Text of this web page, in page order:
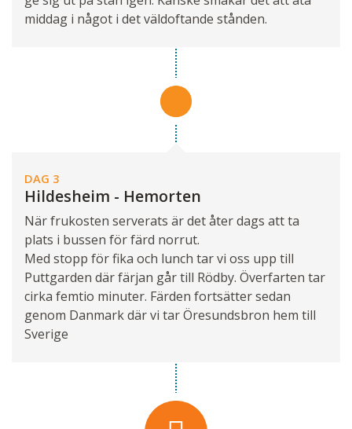
middag i något i det väldoftande stånden.
DAG 3
Hildesheim - Hemorten
När frukosten serverats är det åter dags att ta
plats i bussen för färd norrut.
Med stopp för fika och lunch tar vi oss upp till
Puttgarden där färjan går till Rödby. Överfarten tar
cirka femtio minuter. Färden fortsätter sedan
genom Danmark där vi tar Öresundsbron hem till
Sverige